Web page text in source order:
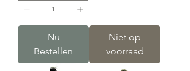
Nu
Bestellen
Niet op
voorraad